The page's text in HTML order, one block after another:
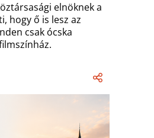
elnöknek a
hogy ő is lesz az
csak ócska